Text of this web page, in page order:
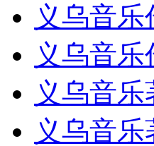
义乌音
义乌音
义乌音
义乌音